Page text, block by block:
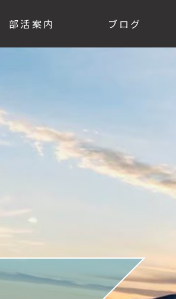
部活案内 ブログ